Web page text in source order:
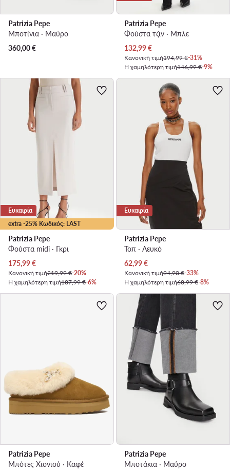
Patrizia Pepe
Μποτίνια · Μαύρο
360,00€
Patrizia Pepe
Φούστα τζιν · Μπλε
Τρέχουσα τιμή
132,99€
Κανονική τιμή194,99 €-31%
Η χαμηλότερη τιμή146,99 €-9%
extra -25% Κωδικός: LAST
Ευκαιρία
Patrizia Pepe
Φούστα midi · Γκρι
Τρέχουσα τιμή
175,99€
Κανονική τιμή219,99 €-20%
Η χαμηλότερη τιμή187,99 €-6%
Ευκαιρία
Patrizia Pepe
Τοπ · Λευκό
Τρέχουσα τιμή
62,99€
Κανονική τιμή94,90 €-33%
Η χαμηλότερη τιμή68,99 €-8%
Patrizia Pepe
Μπότες Χιονιού · Καφέ
Patrizia Pepe
Μποτάκια · Μαύρο